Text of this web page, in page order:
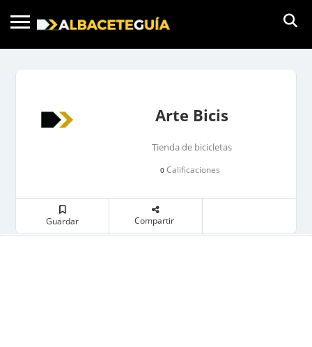
Arte Bicis
Tienda de bicicletas
0Calificaciones
Guardar Compartir